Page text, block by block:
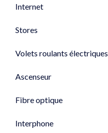
Internet
Stores
Volets roulants électriques
Ascenseur
Fibre optique
Interphone